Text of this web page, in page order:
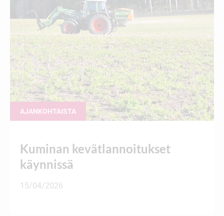
AJANKOHTAISTA
Kuminan kevätlannoitukset
käynnissä
15/04/2026